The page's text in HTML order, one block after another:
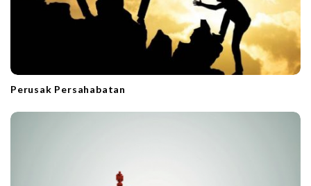
Perusak Persahabatan